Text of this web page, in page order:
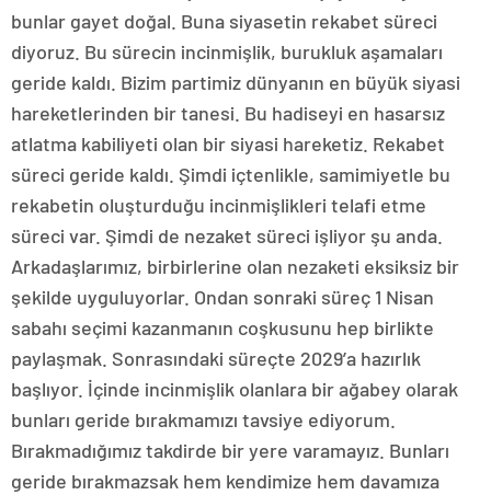
bunlar gayet doğal. Buna siyasetin rekabet süreci
diyoruz. Bu sürecin incinmişlik, burukluk aşamaları
geride kaldı. Bizim partimiz dünyanın en büyük siyasi
hareketlerinden bir tanesi. Bu hadiseyi en hasarsız
atlatma kabiliyeti olan bir siyasi hareketiz. Rekabet
süreci geride kaldı. Şimdi içtenlikle, samimiyetle bu
rekabetin oluşturduğu incinmişlikleri telafi etme
süreci var. Şimdi de nezaket süreci işliyor şu anda.
Arkadaşlarımız, birbirlerine olan nezaketi eksiksiz bir
şekilde uyguluyorlar. Ondan sonraki süreç 1 Nisan
sabahı seçimi kazanmanın coşkusunu hep birlikte
paylaşmak. Sonrasındaki süreçte 2029’a hazırlık
başlıyor. İçinde incinmişlik olanlara bir ağabey olarak
bunları geride bırakmamızı tavsiye ediyorum.
Bırakmadığımız takdirde bir yere varamayız. Bunları
geride bırakmazsak hem kendimize hem davamıza